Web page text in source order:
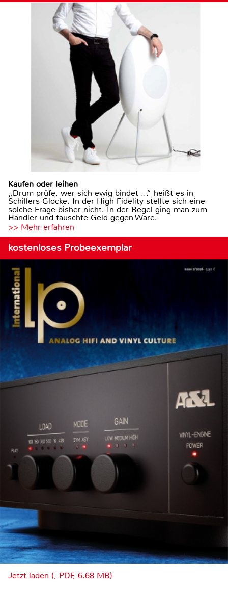
Kaufen oder leihen
„Drum prüfe, wer sich ewig bindet ...“ heißt es in
Schillers Glocke. In der High Fidelity stellte sich eine
solche Frage bisher nicht. In der Regel ging man zum
Händler und tauschte Geld gegen Ware.
>> Mehr erfahren
kostenloses Probeexemplar
Jetzt laden (, PDF, 6.68 MB)